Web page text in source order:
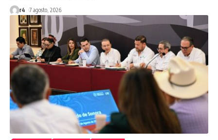
r4 7 agosto, 2026